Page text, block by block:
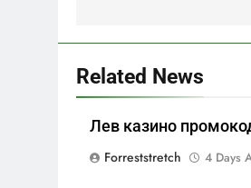
Related News
Лев казино
Forreststretch
4 Days